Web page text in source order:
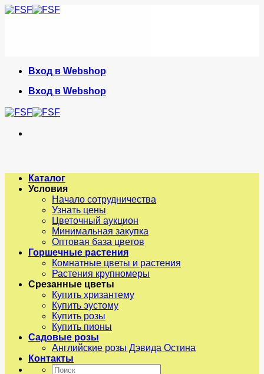
Skip
Вход в Webshop
Вход в Webshop
Каталог
Условия
Начало сотрудничества
Узнать цены
Цветочный аукцион
Минимальная закупка
Оптовая база цветов
Горшечные растения
Комнатные цветы и растения
Растения крупномеры
Срезанные цветы
Купить хризантему
Купить эустому
Купить розы
Купить пионы
Садовые розы
Английские розы Дэвида Остина
Контакты
Искать: